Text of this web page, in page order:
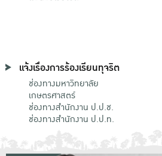
แจ้งเรื่องการร้องเรียนทุจริต
ช่องทางมหาวิทยาลัย
เกษตรศาสตร์
ช่องทางสำนักงาน ป.ป.ช.
ช่องทางสำนักงาน ป.ป.ท.